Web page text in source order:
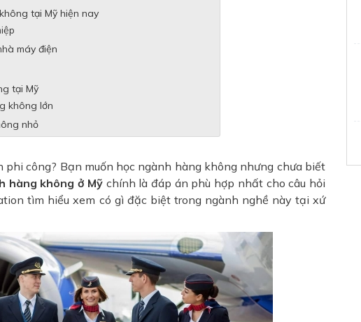
tại Mỹ hiện nay
máy điện
tại Mỹ
không lớn
nhỏ
phi công? Bạn muốn học ngành hàng không nhưng chưa biết
hàng không ở Mỹchính là đáp án phù hợp nhất cho câu hỏi
tìm hiểu xem có gì đặc biệt trong ngành nghề này tại xứ